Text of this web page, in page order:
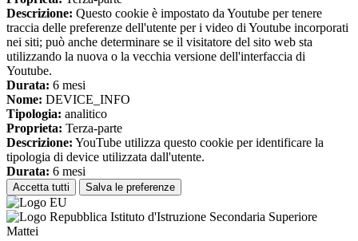
Descrizione: Questo cookie è impostato da Youtube per tenere
traccia delle preferenze dell'utente per i video di Youtube incorporati
nei siti; può anche determinare se il visitatore del sito web sta
utilizzando la nuova o la vecchia versione dell'interfaccia di
Youtube.
Durata: 6 mesi
Nome: DEVICE_INFO
Tipologia: analitico
Proprieta: Terza-parte
Descrizione: YouTube utilizza questo cookie per identificare la
tipologia di device utilizzata dall'utente.
Durata: 6 mesi
Accetta tutti Salva le preferenze
Istituto d'Istruzione Secondaria Superiore
Mattei